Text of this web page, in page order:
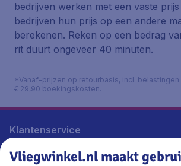
bedrijven werken met een vaste
bedrijven hun prijs op een andere
berekenen. Reken op een bedrag
rit duurt ongeveer 40 minuten.
*Vanaf-prijzen op retourbasis, incl.
€ 29,90 boekingskosten.
Klantenservice
Vliegwinkel.nl maakt